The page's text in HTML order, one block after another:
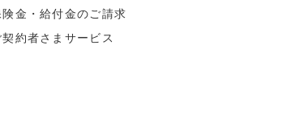
険金・給付金のご請求
契約者さまサービス